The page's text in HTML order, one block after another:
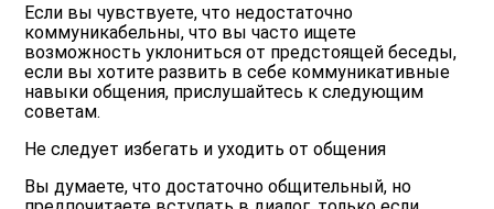
Если вы чувствуете, что недостаточно
коммуникабельны, что вы часто ищете
возможность уклониться от предстоящей беседы,
если вы хотите развить в себе коммуникативные
навыки общения, прислушайтесь к следующим
советам.
Не следует избегать и уходить от общения
Вы думаете, что достаточно общительный, но